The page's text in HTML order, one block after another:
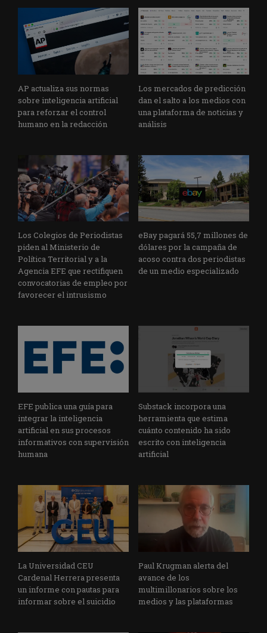
AP actualiza sus normas
sobre inteligencia artificial
para reforzar el control
humano en la redacción
Los mercados de predicción
dan el salto a los medios con
una plataforma de noticias y
análisis
Los Colegios de Periodistas
piden al Ministerio de
Política Territorial y a la
Agencia EFE que rectifiquen
convocatorias de empleo por
favorecer el intrusismo
eBay pagará 55,7 millones de
dólares por la campaña de
acoso contra dos periodistas
de un medio especializado
EFE publica una guía para
integrar la inteligencia
artificial en sus procesos
informativos con supervisión
humana
Substack incorpora una
herramienta que estima
cuánto contenido ha sido
escrito con inteligencia
artificial
La Universidad CEU
Cardenal Herrera presenta
un informe con pautas para
informar sobre el suicidio
Paul Krugman alerta del
avance de los
multimillonarios sobre los
medios y las plataformas